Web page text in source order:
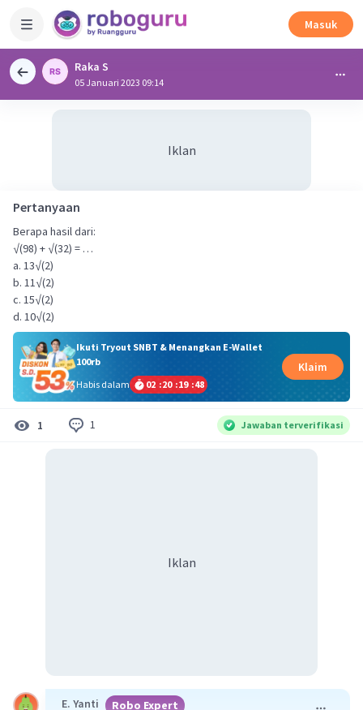
Masuk
Raka S
05 Januari 2023 09:14
Iklan
Pertanyaan
Berapa hasil dari:
√(98) + √(32) = …
a. 13√(2)
b. 11√(2)
c. 15√(2)
d. 10√(2)
Ikuti Tryout SNBT & Menangkan E-Wallet
100rb
Habis dalam
02 :20 :19 :48
Klaim
1 1 Jawaban terverifikasi
Iklan
E. Yanti Robo Expert